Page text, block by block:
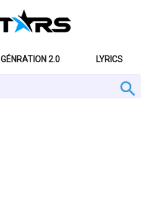
GÉNRATION 2.0 LYRICS